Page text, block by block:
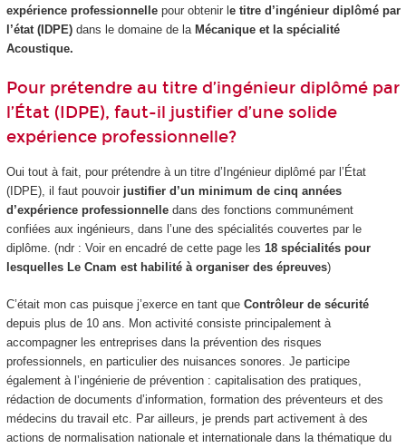
expérience professionnelle pour obtenir l e titre d’ingénieur diplômé par
l’état (IDPE)dans le domaine de laMécanique et la spécialité
Acoustique.
Pour prétendre au titre d’ingénieur diplômé par
l’État (IDPE), faut-il justifier d’une solide
expérience professionnelle?
Oui tout à fait, pour prétendre à un titre d’Ingénieur diplômé par l’État
(IDPE), il faut pouvoirjustifier d’un minimum de cinq années
d’expérience professionnelledans des fonctions communément
confiées aux ingénieurs, dans l’une des spécialités couvertes par le
diplôme. (ndr : Voir en encadré de cette page les 18 spécialités pour
lesquelles Le Cnam est habilité à organiser des épreuves)
C’était mon cas puisque j’exerce en tant que Contrôleur de sécurité
depuis plus de 10 ans. Mon activité consiste principalement à
accompagner les entreprises dans la prévention des risques
professionnels, en particulier des nuisances sonores. Je participe
également à l’ingénierie de prévention : capitalisation des pratiques,
rédaction de documents d’information, formation des préventeurs et des
médecins du travail etc. Par ailleurs, je prends part activement à des
actions de normalisation nationale et internationale dans la thématique du